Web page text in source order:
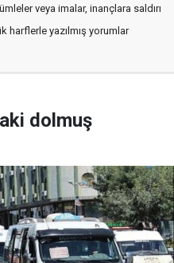
veya imalar, inançlara saldırı
harflerle yazılmış yorumlar
dolmuş